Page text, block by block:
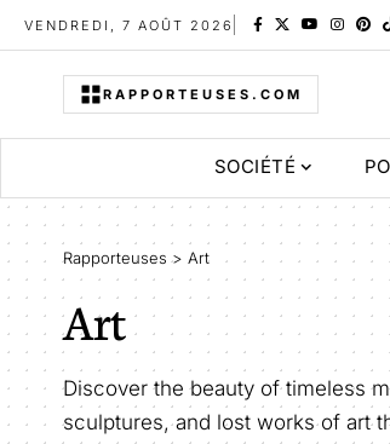
VENDREDI, 7 AOÛT 2026
RAPPORTEUSES.COM
SOCIÉTÉ
Rapporteuses > Art
Art
Discover the beauty of timeless
sculptures, and lost works of art